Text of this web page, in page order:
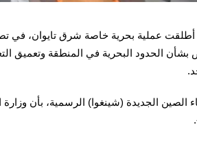
أطلقت عملية بحرية خاصة شرق تايوان، في
بشأن الحدود البحرية في المنطقة وتعميق
الصين الجديدة (شينغوا) الرسمية، بأن